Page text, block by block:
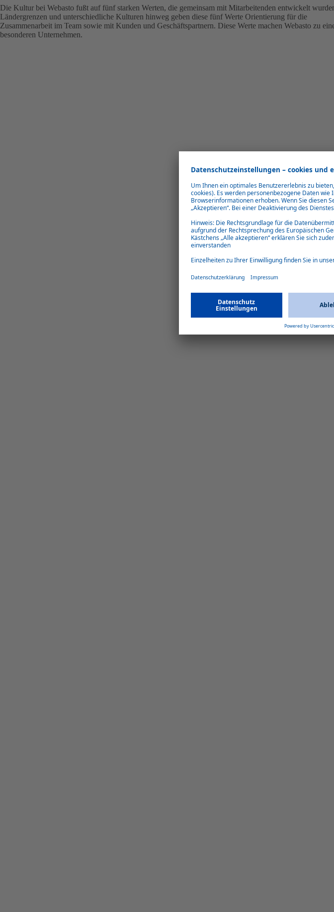
Die Kultur bei Webasto fußt auf fünf starken Werten, die gemeinsam mit Mitarbeitenden entwickelt
Ländergrenzen und unterschiedliche Kulturen hinweg geben diese fünf Werte Orientierung für die
Zusammenarbeit im Team sowie mit Kunden und Geschäftspartnern. Diese Werte machen Webasto zu
besonderen Unternehmen.